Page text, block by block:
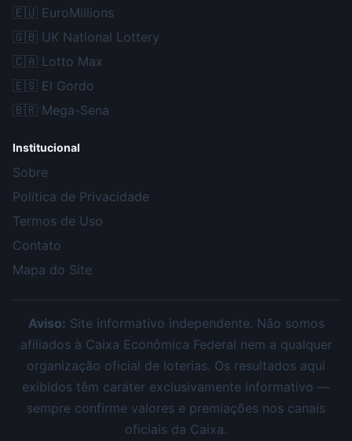
🇪🇺 EuroMillions
🇬🇧 UK National Lottery
🇨🇦 Lotto Max
🇪🇸 El Gordo
🇧🇷 Mega-Sena
Institucional
Sobre
Política de Privacidade
Termos de Uso
Contato
Mapa do Site
Aviso: Site informativo independente. Não somos
afiliados à Caixa Econômica Federal nem a qualquer
organização oficial de loterias. Os resultados aqui
exibidos têm caráter exclusivamente informativo —
sempre confirme valores e premiações nos canais
oficiais da Caixa.